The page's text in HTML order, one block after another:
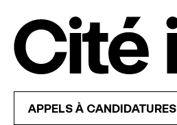
APPELS À CANDIDATURES